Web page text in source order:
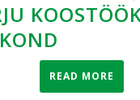
READ MORE